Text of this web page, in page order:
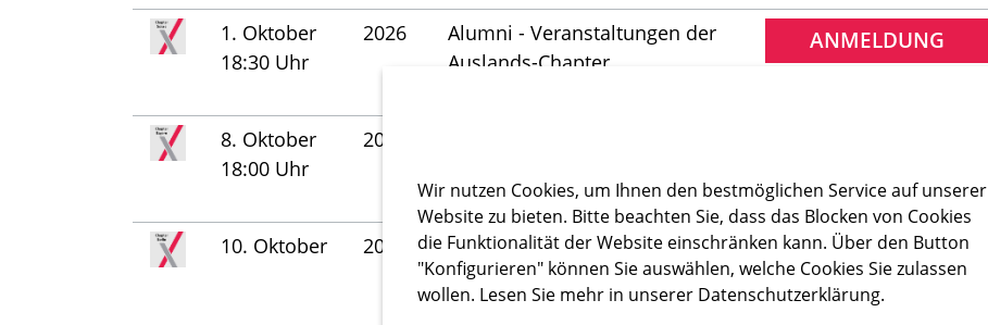
1. Oktober
18:30 Uhr
2026
Alumni - Veranstaltungen der
Auslands-Chapter
ANMELDUNG
8. Oktober
18:00 Uhr
2026
Besuch MVG Betriebszentrum
10. Oktober
2026
Alumni - Veranstaltungen der
Auslands-Chapter
Besuch „Staatsbibliothek
Wir nutzen Cookies, um Ihnen den bestmöglichen Service auf unserer
Website zu bieten. Bitte beachten Sie, dass das Blocken von Cookies
die Funktionalität der Website einschränken kann. Über den Button
"Konfigurieren" können Sie auswählen, welche Cookies Sie zulassen
wollen. Lesen Sie mehr in unserer Datenschutzerklärung.